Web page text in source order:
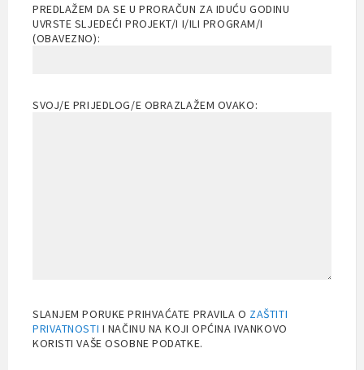
PREDLAŽEM DA SE U PRORAČUN ZA IDUĆU GODINU
UVRSTE SLJEDEĆI PROJEKT/I I/ILI PROGRAM/I
(OBAVEZNO):
SVOJ/E PRIJEDLOG/E OBRAZLAŽEM OVAKO:
SLANJEM PORUKE PRIHVAĆATE PRAVILA O ZAŠTITI
PRIVATNOSTI I NAČINU NA KOJI OPĆINA IVANKOVO
KORISTI VAŠE OSOBNE PODATKE.